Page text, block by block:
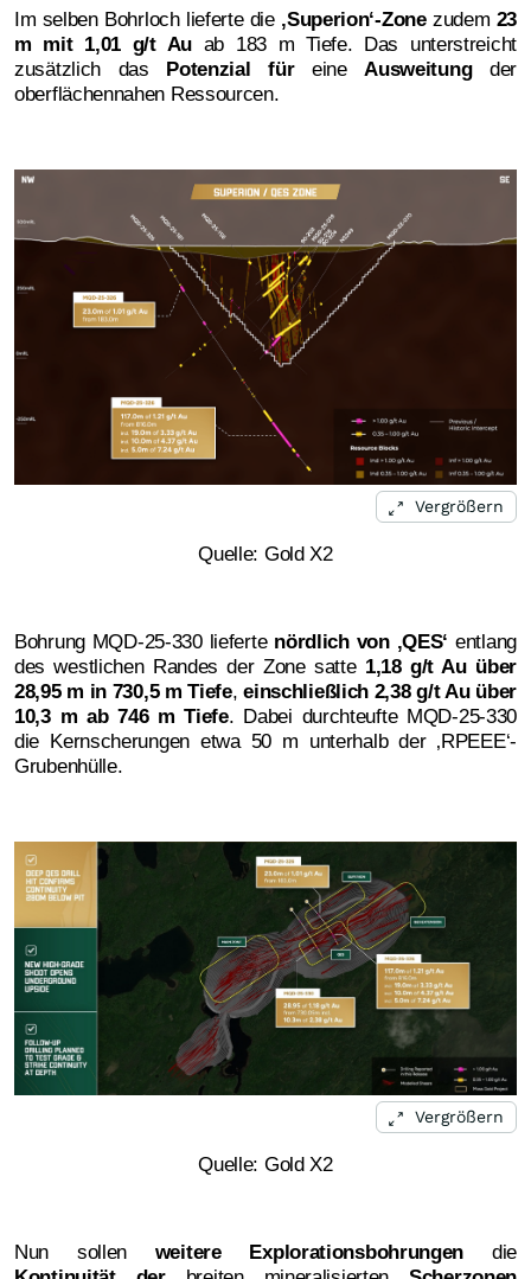
Im selben Bohrloch lieferte die ‚Superion‘-Zonezudem 23
m mit 1,01 g/t Au ab 183 m Tiefe. Das unterstreicht
zusätzlich das Potenzial füreine Ausweitungder
oberflächennahen Ressourcen.
Vergrößern
Quelle: Gold X2
Bohrung MQD-25-330 lieferte nördlich von ‚QES‘ entlang
des westlichen Randes der Zone satte 1,18 g/t Au über
28,95 m in 730,5 m Tiefe,einschließlich 2,38 g/t Au über
10,3 m ab 746 m Tiefe. Dabei durchteufte MQD-25-330
die Kernscherungen etwa 50 m unterhalb der ‚RPEEE‘-
Grubenhülle.
Vergrößern
Quelle: Gold X2
Nun sollen weitere Explorationsbohrungen die